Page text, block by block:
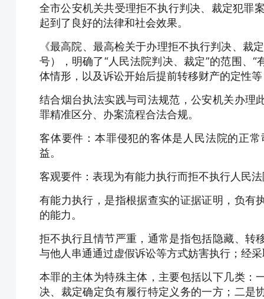
全市公安机关共受理拒不执行判决、裁定犯罪
起到了良好的法律和社会效果。
《最高院、最高检关于办理拒不执行判决、
号），明确了“人民法院判决、裁定”的范围、“
体情形，以及诉讼开始后提前转移财产的定性
结合烟台执法实践与司法规范，公安机关办理
罪精准区分、办案流程合法合规。
客体要件：本罪侵犯的客体是人民法院的正
益。
客观要件：表现为有能力执行而拒不执行人民
有能力执行，是指根据查实的证据证明，负有
的能力。
拒不执行且情节严重，通常是指包括隐藏、转
与他人串通通过虚假诉讼等方式妨害执行；经
本罪的主体为特殊主体，主要包括以下几类：
决、裁定确定负有履行特定义务的一方；二是